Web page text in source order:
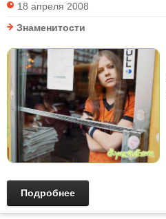
18 апреля 2008
Знаменитости
Подробнее